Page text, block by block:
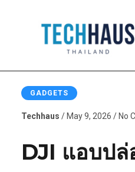
GADGETS
Techhaus / May 9, 2026 / No
DJI แอบปล่